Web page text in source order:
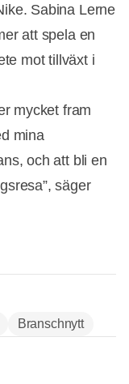
Sabina Lerne
att spela en
mot tillväxt i
mycket fram
mina
och att bli en
säger
Branschnytt